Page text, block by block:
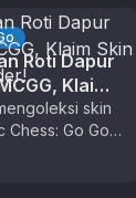
Roti Dapur
Klaim
skin
Chess: Go Go,
adalah waktu